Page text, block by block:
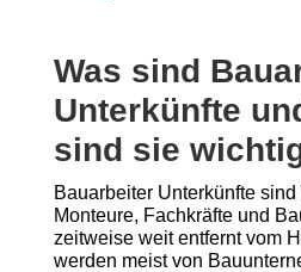
Was sind
Unterkünfte
sind sie
Bauarbeiter Unterkünfte
Monteure, Fachkräfte und
zeitweise weit entfernt vom
werden meist von